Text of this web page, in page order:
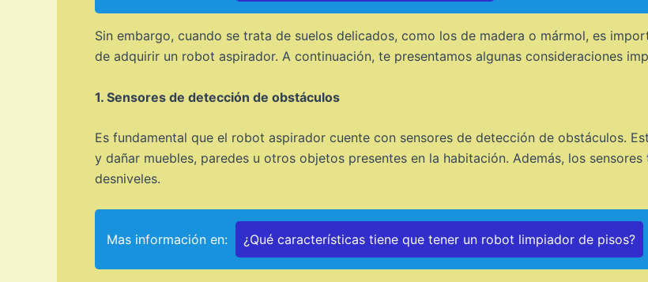
Sin embargo, cuando se trata de suelos delicados, como los de madera o mármol, es
de adquirir un robot aspirador. A continuación, te presentamos algunas consideraciones
1. Sensores de detección de obstáculos
Es fundamental que el robot aspirador cuente con sensores de detección de obstáculos.
y dañar muebles, paredes u otros objetos presentes en la habitación. Además, los
desniveles.
Mas información en: ¿Qué características tiene que tener un robot limpiador de pisos?